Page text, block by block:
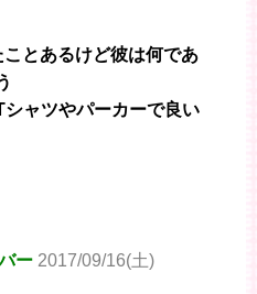
とあるけど彼は何であ
ャツやパーカーで良い
ー 2017/09/16(土)